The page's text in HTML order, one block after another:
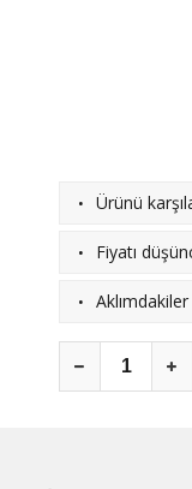
· Ürünü
· Fiyatı
·